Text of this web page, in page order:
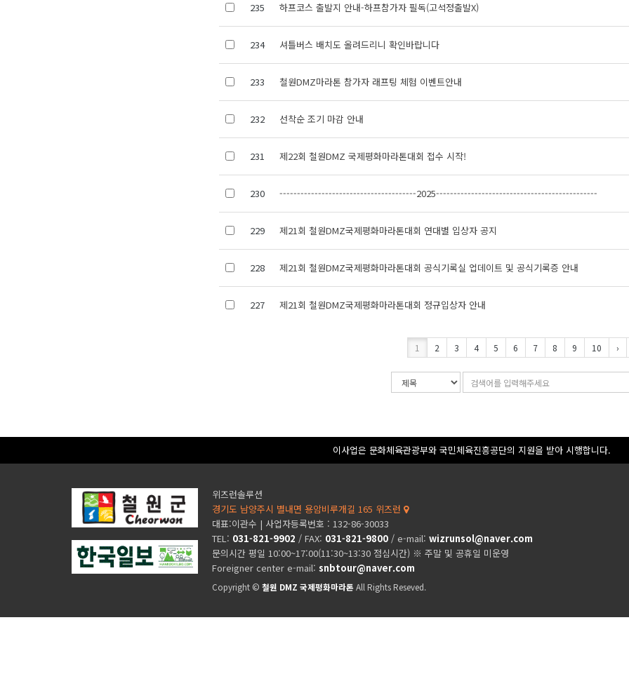
235 하프코스 출발지 안내-하프참가자 필독(고석정출발X)
234 셔틀버스 배치도 올려드리니 확인바랍니다
233 철원DMZ마라톤 참가자 래프팅 체험 이벤트안내
232 선착순 조기 마감 안내
231 제22회 철원DMZ 국제평화마라톤대회 접수 시작!
230 ---------------------------------------2025----------------------------------------------
229 제21회 철원DMZ국제평화마라톤대회 연대별 입상자 공지
228 제21회 철원DMZ국제평화마라톤대회 공식기록실 업데이트 및 공식기록증 안내
227 제21회 철원DMZ국제평화마라톤대회 정규입상자 안내
1 2 3 4 5 6 7 8 9 10 ›
검
색
검
색
이사업은 문화체육관광부와 국민체육진흥공단의 지원을 받아 시행합니다.
위즈런솔루션
경기도 남양주시 별내면 용암비루개길 165 위즈런
대표:이관수 | 사업자등록번호 : 132-86-30033
TEL: 031-821-9902 / FAX: 031-821-9800 / e-mail: wizrunsol@naver.com
문의시간 평일 10:00~17:00(11:30~13:30 점심시간) ※ 주말 및 공휴일 미운영
Foreigner center e-mail: snbtour@naver.com
Copyright © 철원 DMZ 국제평화마라톤All Rights Reseved.